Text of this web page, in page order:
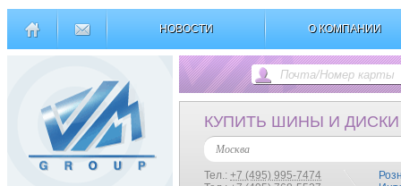
НОВОСТИ О КОМПАНИИ
КУПИТЬ ШИНЫ И ДИСКИ
Москва
Тел.: +7 (495) 995-7474